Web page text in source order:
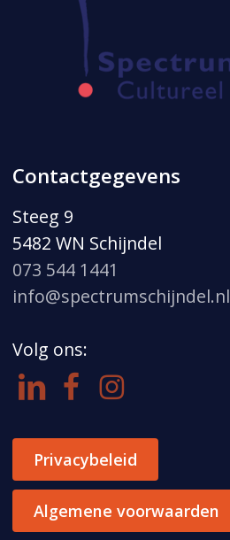
Contactgegevens
Steeg 9
5482 WN Schijndel
073 544 1441
info@spectrumschijndel.nl
Volg ons:
Privacybeleid
Algemene voorwaarden